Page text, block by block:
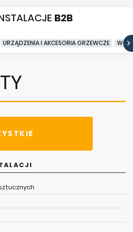
B2B
URZĄDZENIA I AKCESORIA GRZEWCZE